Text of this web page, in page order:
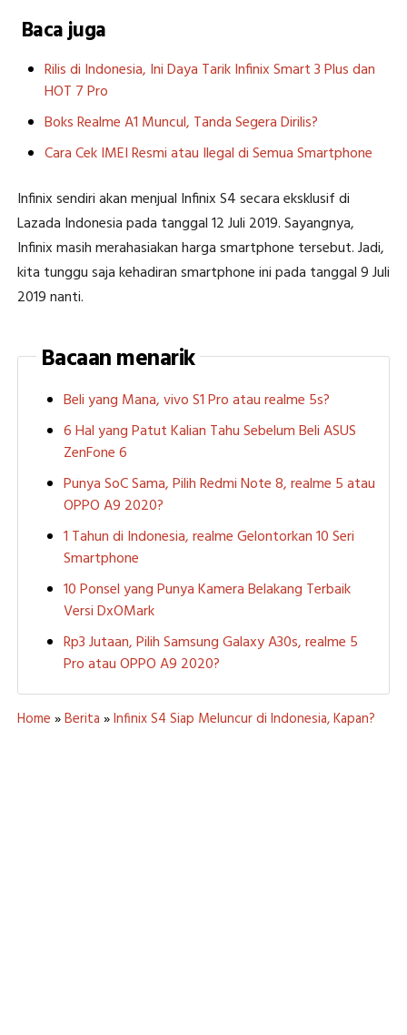
Baca juga
Rilis di Indonesia, Ini Daya Tarik Infinix Smart 3 Plus dan
HOT 7 Pro
Boks Realme A1 Muncul, Tanda Segera Dirilis?
Cara Cek IMEI Resmi atau Ilegal di Semua Smartphone
Infinix sendiri akan menjual Infinix S4 secara eksklusif di
Lazada Indonesia pada tanggal 12 Juli 2019. Sayangnya,
Infinix masih merahasiakan harga smartphone tersebut. Jadi,
kita tunggu saja kehadiran smartphone ini pada tanggal 9 Juli
2019 nanti.
Bacaan menarik
Beli yang Mana, vivo S1 Pro atau realme 5s?
6 Hal yang Patut Kalian Tahu Sebelum Beli ASUS
ZenFone 6
Punya SoC Sama, Pilih Redmi Note 8, realme 5 atau
OPPO A9 2020?
1 Tahun di Indonesia, realme Gelontorkan 10 Seri
Smartphone
10 Ponsel yang Punya Kamera Belakang Terbaik
Versi DxOMark
Rp3 Jutaan, Pilih Samsung Galaxy A30s, realme 5
Pro atau OPPO A9 2020?
Home »Berita »Infinix S4 Siap Meluncur di Indonesia, Kapan?